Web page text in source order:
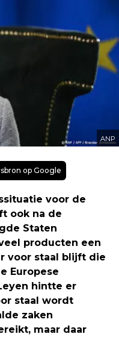
ANP
op Google
voor de
ook na de
Staten
producten een
voor staal blijft die
Europese
hintte er
staal wordt
zaken
maar daar